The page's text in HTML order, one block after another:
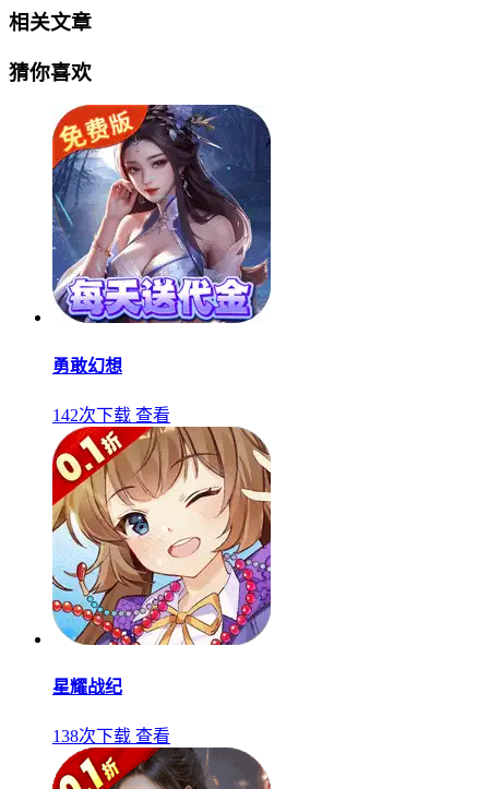
相关文章
猜你喜欢
勇敢幻想
142次下载 查看
星耀战纪
138次下载 查看